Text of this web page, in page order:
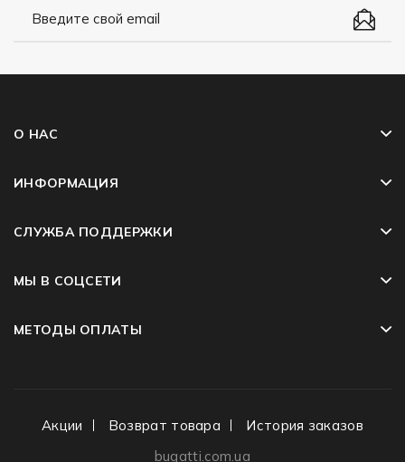
О НАС
ИНФОРМАЦИЯ
СЛУЖБА ПОДДЕРЖКИ
МЫ В СОЦСЕТИ
МЕТОДЫ ОПЛАТЫ
Акции Возврат товара
История заказов
bugatti.com.ua